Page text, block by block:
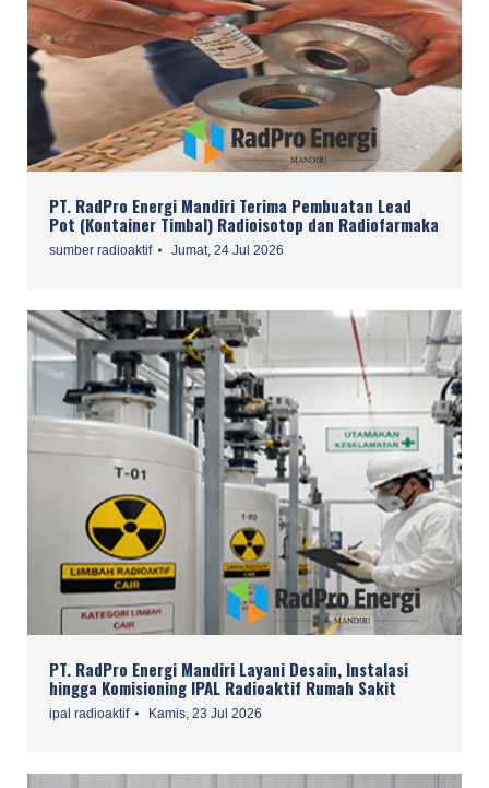
PT. RadPro Energi Mandiri Terima Pembuatan Lead
Pot (Kontainer Timbal) Radioisotop dan Radiofarmaka
sumber radioaktif Jumat, 24 Jul 2026
PT. RadPro Energi Mandiri Layani Desain, Instalasi
hingga Komisioning IPAL Radioaktif Rumah Sakit
ipal radioaktif Kamis, 23 Jul 2026